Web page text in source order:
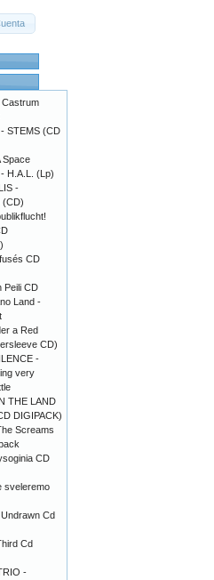
Castrum
STEMS (CD
Space
H.A.L. (Lp)
-
(CD)
CD
Peili CD
Land -
a Red
CD)
-
very
THE LAND
DIGIPACK)
Screams
CD
sveleremo
Cd
Cd
-